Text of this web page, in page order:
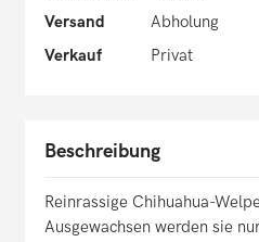
Versand
Abholung
Verkauf
Privat
Beschreibung
Reinrassige Chihuahua-
Ausgewachsen werden sie